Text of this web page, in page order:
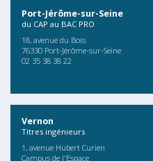
Port-Jérôme-sur-Seine
du CAP au BAC PRO
18, avenue du Bois
76330 Port-Jérôme-sur-Seine
02 35 38 38 22
Vernon
Titres ingénieurs
1, avenue Hubert Curien
Campus de l'Espace